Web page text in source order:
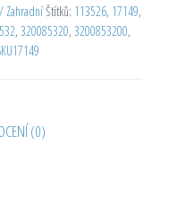
ZahradníŠtítků: 113526, 17149,
, 320085320, 3200853200,
(0)